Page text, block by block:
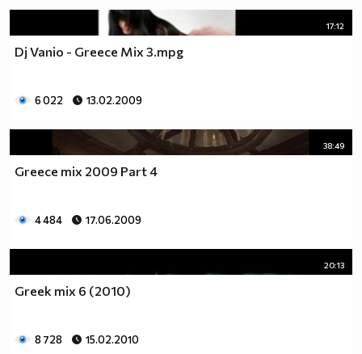
17:12
Dj Vanio - Greece Mix 3.mpg
6 022 13.02.2009
38:49
Greece mix 2009 Part 4
4 484 17.06.2009
20:13
Greek mix 6 (2010)
8 728 15.02.2010